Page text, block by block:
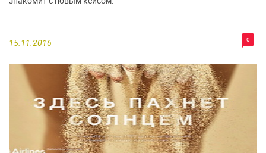
15.11.2016 0